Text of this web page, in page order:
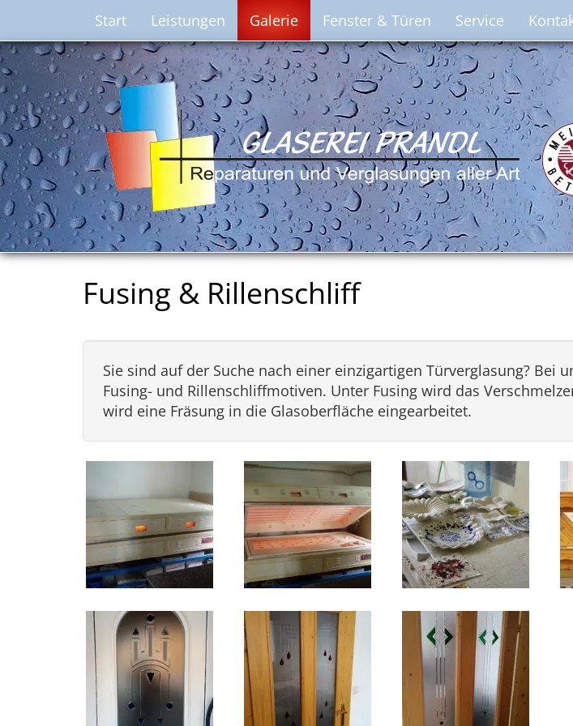
Start Leistungen Galerie Fenster & Türen Service
Fusing & Rillenschliff
Sie sind auf der Suche nach einer einzigartigen Türverglasung?
Fusing- und Rillenschliffmotiven. Unter Fusing wird das
wird eine Fräsung in die Glasoberfläche eingearbeitet.